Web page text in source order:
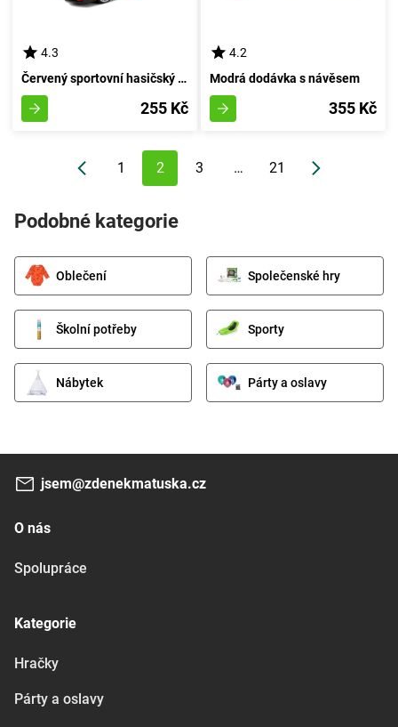
4.3
Červený sportovní hasičský vůz s červeným sportovním automobilem
255 Kč
4.2
Modrá dodávka s návěsem
355 Kč
1 2 3 … 21
Podobné kategorie
Oblečení Společenské hry
Školní potřeby Sporty
Nábytek Párty a oslavy
jsem@zdenekmatuska.cz
O nás
Spolupráce
Kategorie
Hračky
Párty a oslavy